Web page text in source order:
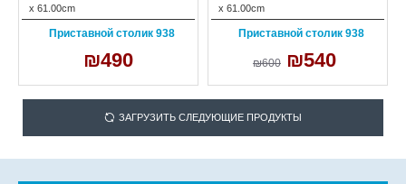
x 61.00cm
Приставной столик 938
₪490
x 61.00cm
Приставной столик 938
₪600 ₪540
ЗАГРУЗИТЬ СЛЕДУЮЩИЕ ПРОДУКТЫ